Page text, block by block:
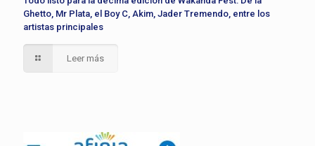
Ghetto, Mr Plata, el Boy C, Akim, Jader Tremendo, entre los
artistas principales
Leer más